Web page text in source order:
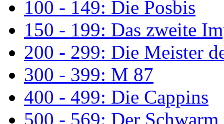
100 - 149: Die Posbis
150 - 199: Das zweite
200 - 299: Die Meister
300 - 399: M 87
400 - 499: Die Cappins
500 - 569: Der Schwarm